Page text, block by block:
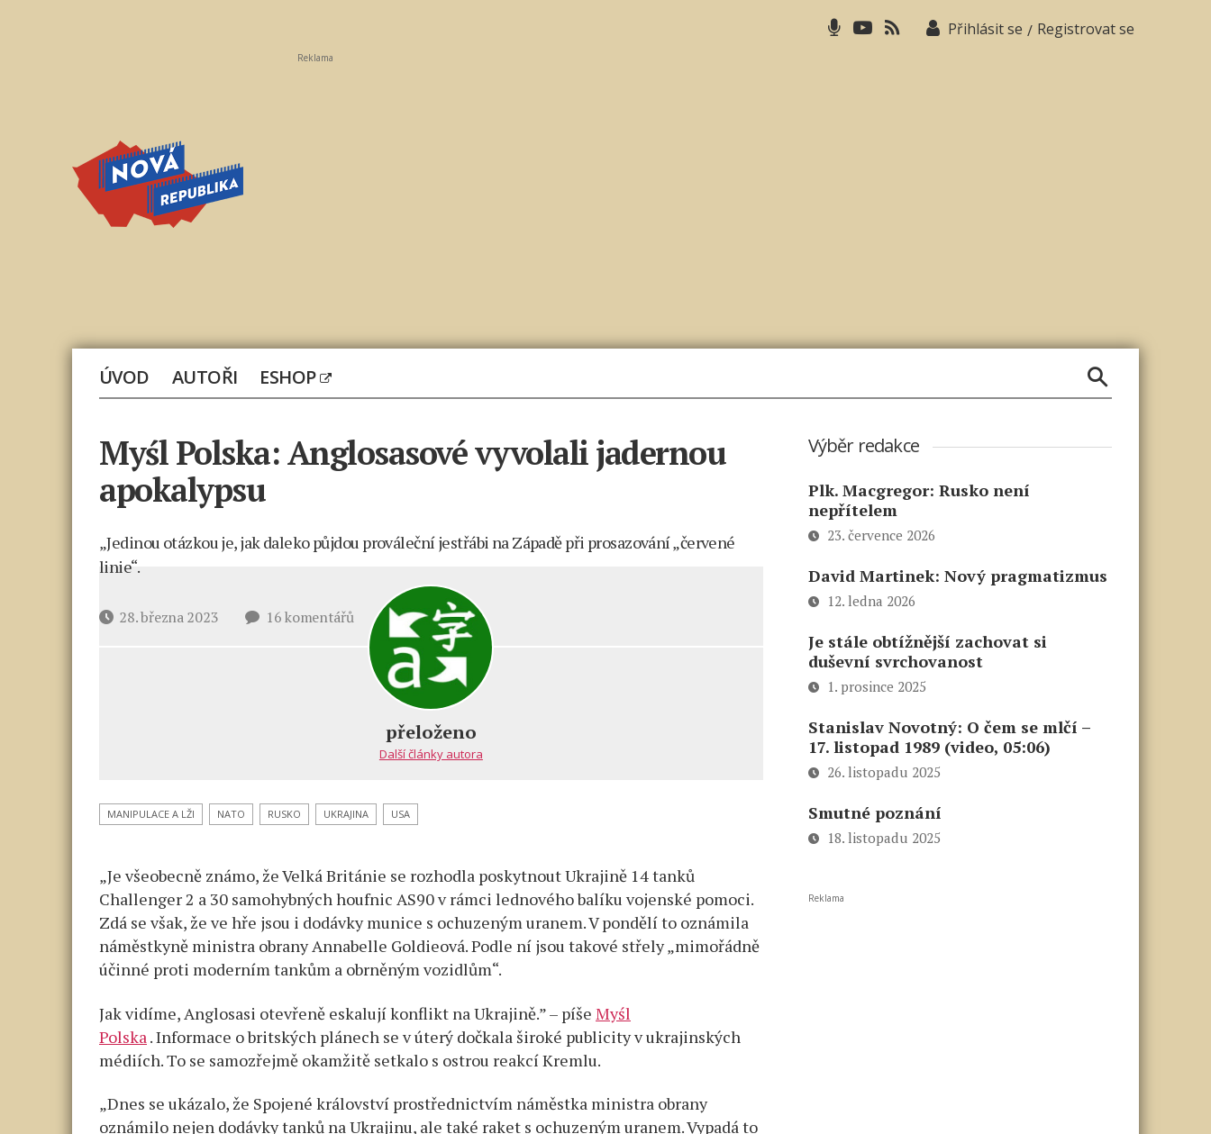
Přihlásit se / Registrovat se
Reklama
ÚVOD AUTOŘI ESHOP
Myśl Polska: Anglosasové vyvolali jadernou
apokalypsu
„Jedinou otázkou je, jak daleko půjdou prováleční jestřábi na Západě při prosazování „červené
linie“.
Datum28. března 2023 16 komentářůu
textu
názvem
Anglosasové
apokalypsu
přeloženo
Další články autora
MANIPULACE A LŽI NATO RUSKO UKRAJINA USA
„Je všeobecně známo, že Velká Británie se rozhodla poskytnout Ukrajině 14 tanků
Challenger 2 a 30 samohybných houfnic AS90 v rámci lednového balíku vojenské pomoci.
Zdá se však, že ve hře jsou i dodávky munice s ochuzeným uranem. V pondělí to oznámila
náměstkyně ministra obrany Annabelle Goldieová. Podle ní jsou takové střely „mimořádně
účinné proti moderním tankům a obrněným vozidlům“.
Jak vidíme, Anglosasi otevřeně eskalují konflikt na Ukrajině.” – píše Myśl
Polska . Informace o britských plánech se v úterý dočkala široké publicity v ukrajinských
médiích. To se samozřejmě okamžitě setkalo s ostrou reakcí Kremlu.
„Dnes se ukázalo, že Spojené království prostřednictvím náměstka ministra obrany
oznámilo nejen dodávky tanků na Ukrajinu, ale také raket s ochuzeným uranem. Vypadá to
Výběr redakce
Plk. Macgregor: Rusko není
nepřítelem
23. července 2026
David Martinek: Nový pragmatizmus
12. ledna 2026
Je stále obtížnější zachovat si
duševní svrchovanost
1. prosince 2025
Stanislav Novotný: O čem se mlčí –
17. listopad 1989 (video, 05:06)
26. listopadu 2025
Smutné poznání
18. listopadu 2025
Reklama